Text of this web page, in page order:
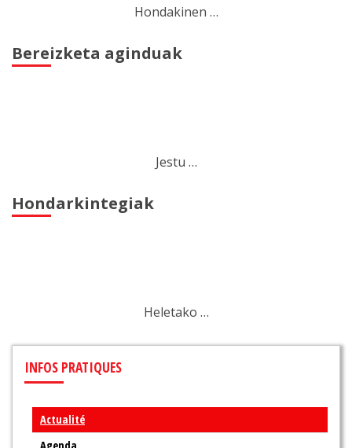
Hondakinen …
Bereizketa aginduak
Jestu …
Hondarkintegiak
Heletako …
INFOS PRATIQUES
Actualité